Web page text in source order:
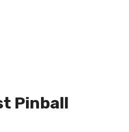
Pinball